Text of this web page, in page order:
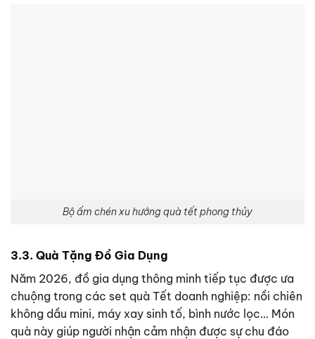
Bộ ấm chén xu hướng quà tết phong thủy
3.3. Quà Tặng Đồ Gia Dụng
Năm 2026, đồ gia dụng thông minh tiếp tục được ưa
chuộng trong các set quà Tết doanh nghiệp: nồi chiên
không dầu mini, máy xay sinh tố, bình nước lọc… Món
quà này giúp người nhận cảm nhận được sự chu đáo